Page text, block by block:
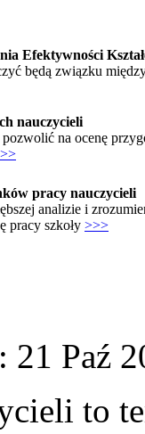
Efektywności
będą związku
nauczycieli
na ocenę
pracy nauczycieli
analizie i
pracy szkoły >>>
Paź
to